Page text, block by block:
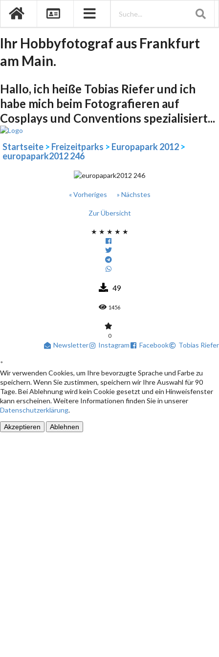
Ihr Hobbyfotograf aus Frankfurt
am Main.
Hallo, ich heiße Tobias Riefer und ich
habe mich beim Fotografieren auf
Cosplays und Conventions spezialisiert...
Startseite > Freizeitparks > Europapark 2012 >
europapark2012 246
« Vorheriges » Nächstes
Zur Übersicht
★ ★ ★ ★ ★
49
1456
0
Newsletter Instagram Facebook Tobias Riefer
*
Wir verwenden Cookies, um Ihre bevorzugte Sprache und Farbe zu
speichern. Wenn Sie zustimmen, speichern wir Ihre Auswahl für 90
Tage. Bei Ablehnung wird kein Cookie gesetzt und ein Hinweisfenster
kann erscheinen. Weitere Informationen finden Sie in unserer
Datenschutzerklärung.
Akzeptieren Ablehnen